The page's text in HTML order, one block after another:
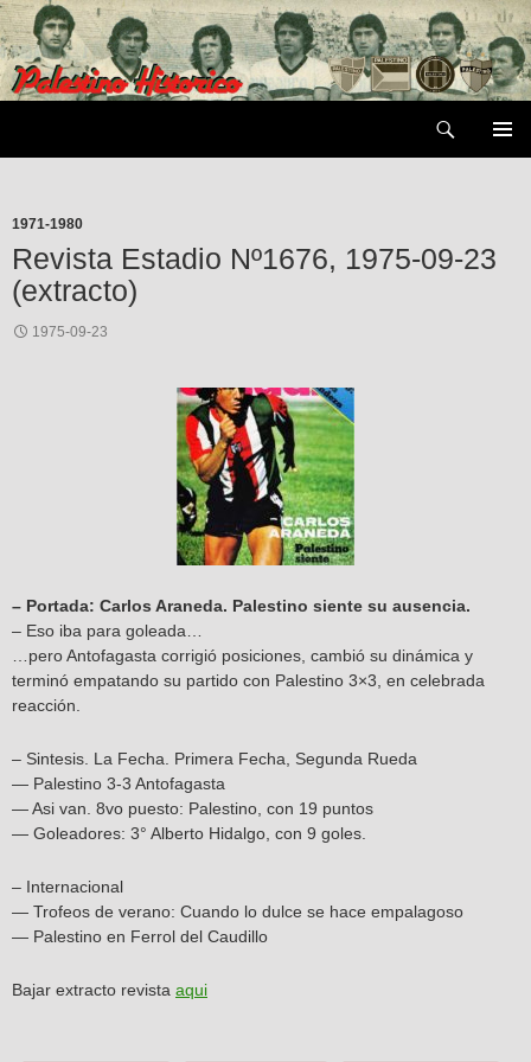
Saltar
al
contenido
1971-1980
Revista Estadio Nº1676, 1975-09-23
(extracto)
1975-09-23
– Portada: Carlos Araneda. Palestino siente su ausencia.
– Eso iba para goleada…
…pero Antofagasta corrigió posiciones, cambió su dinámica y
terminó empatando su partido con Palestino 3×3, en celebrada
reacción.
– Sintesis. La Fecha. Primera Fecha, Segunda Rueda
— Palestino 3-3 Antofagasta
— Asi van. 8vo puesto: Palestino, con 19 puntos
— Goleadores: 3° Alberto Hidalgo, con 9 goles.
– Internacional
— Trofeos de verano: Cuando lo dulce se hace empalagoso
— Palestino en Ferrol del Caudillo
Bajar extracto revista aqui